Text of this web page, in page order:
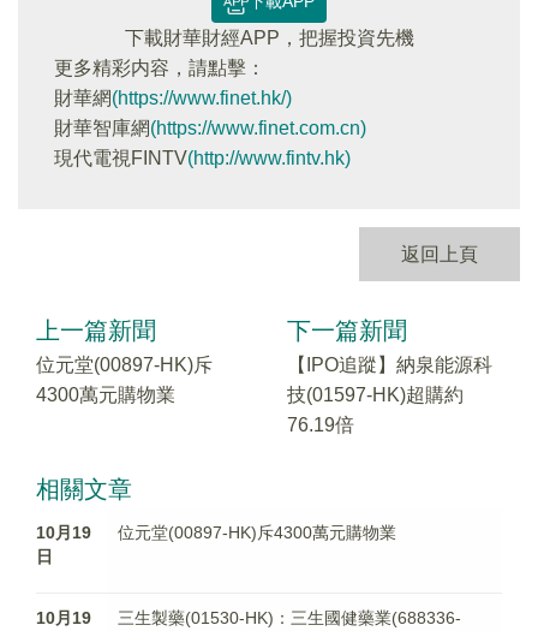
下載財華財經APP，把握投資先機
更多精彩内容，請點擊：
財華網(https://www.finet.hk/)
財華智庫網(https://www.finet.com.cn)
現代電視FINTV(http://www.fintv.hk)
返回上頁
上一篇新聞
位元堂(00897-HK)斥
4300萬元購物業
下一篇新聞
【IPO追蹤】納泉能源科
技(01597-HK)超購約
76.19倍
相關文章
10月19
日
位元堂(00897-HK)斥4300萬元購物業
10月19
三生製藥(01530-HK)：三生國健藥業(688336-